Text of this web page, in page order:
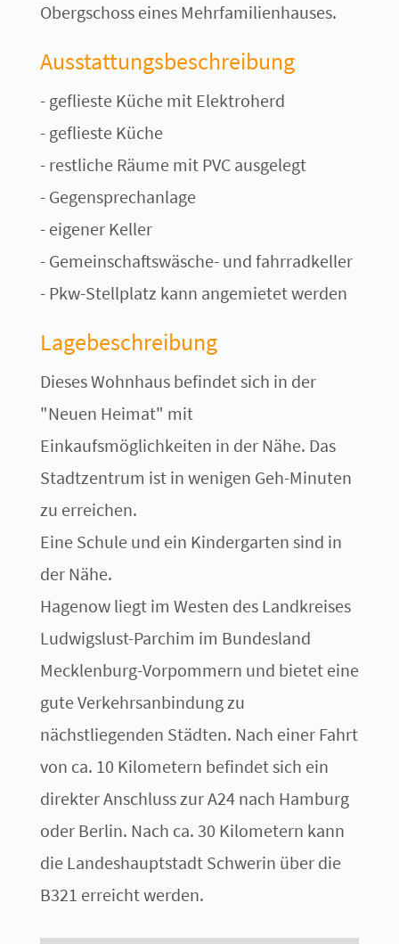
Obergschoss eines Mehrfamilienhauses.
Ausstattungsbeschreibung
- geflieste Küche mit Elektroherd
- geflieste Küche
- restliche Räume mit PVC ausgelegt
- Gegensprechanlage
- eigener Keller
- Gemeinschaftswäsche- und fahrradkeller
- Pkw-Stellplatz kann angemietet werden
Lagebeschreibung
Dieses Wohnhaus befindet sich in der
"Neuen Heimat" mit
Einkaufsmöglichkeiten in der Nähe. Das
Stadtzentrum ist in wenigen Geh-Minuten
zu erreichen.
Eine Schule und ein Kindergarten sind in
der Nähe.
Hagenow liegt im Westen des Landkreises
Ludwigslust-Parchim im Bundesland
Mecklenburg-Vorpommern und bietet eine
gute Verkehrsanbindung zu
nächstliegenden Städten. Nach einer Fahrt
von ca. 10 Kilometern befindet sich ein
direkter Anschluss zur A24 nach Hamburg
oder Berlin. Nach ca. 30 Kilometern kann
die Landeshauptstadt Schwerin über die
B321 erreicht werden.